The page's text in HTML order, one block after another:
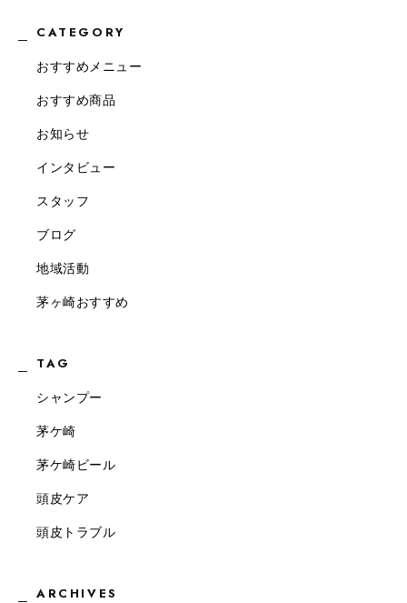
CATEGORY
おすすめメニュー
おすすめ商品
お知らせ
インタビュー
スタッフ
ブログ
地域活動
茅ヶ崎おすすめ
TAG
シャンプー
茅ケ崎
茅ケ崎ビール
頭皮ケア
頭皮トラブル
ARCHIVES